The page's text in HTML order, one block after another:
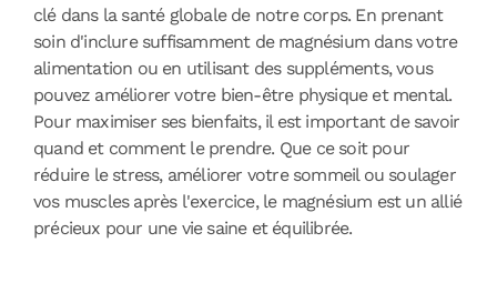
clé dans la santé globale de notre corps. En prenant
soin d'inclure suffisamment de magnésium dans votre
alimentation ou en utilisant des suppléments, vous
pouvez améliorer votre bien-être physique et mental.
Pour maximiser ses bienfaits, il est important de savoir
quand et comment le prendre. Que ce soit pour
réduire le stress, améliorer votre sommeil ou soulager
vos muscles après l'exercice, le magnésium est un allié
précieux pour une vie saine et équilibrée.